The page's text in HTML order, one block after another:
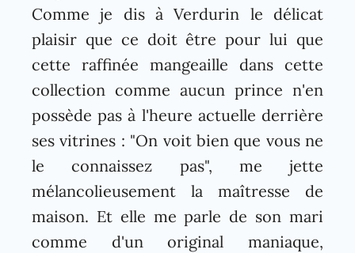
Comme je dis à Verdurin le délicat
plaisir que ce doit être pour lui que
cette raffinée mangeaille dans cette
collection comme aucun prince n'en
possède pas à l'heure actuelle derrière
ses vitrines : "On voit bien que vous ne
le connaissez pas", me jette
mélancolieusement la maîtresse de
maison. Et elle me parle de son mari
comme d'un original maniaque,